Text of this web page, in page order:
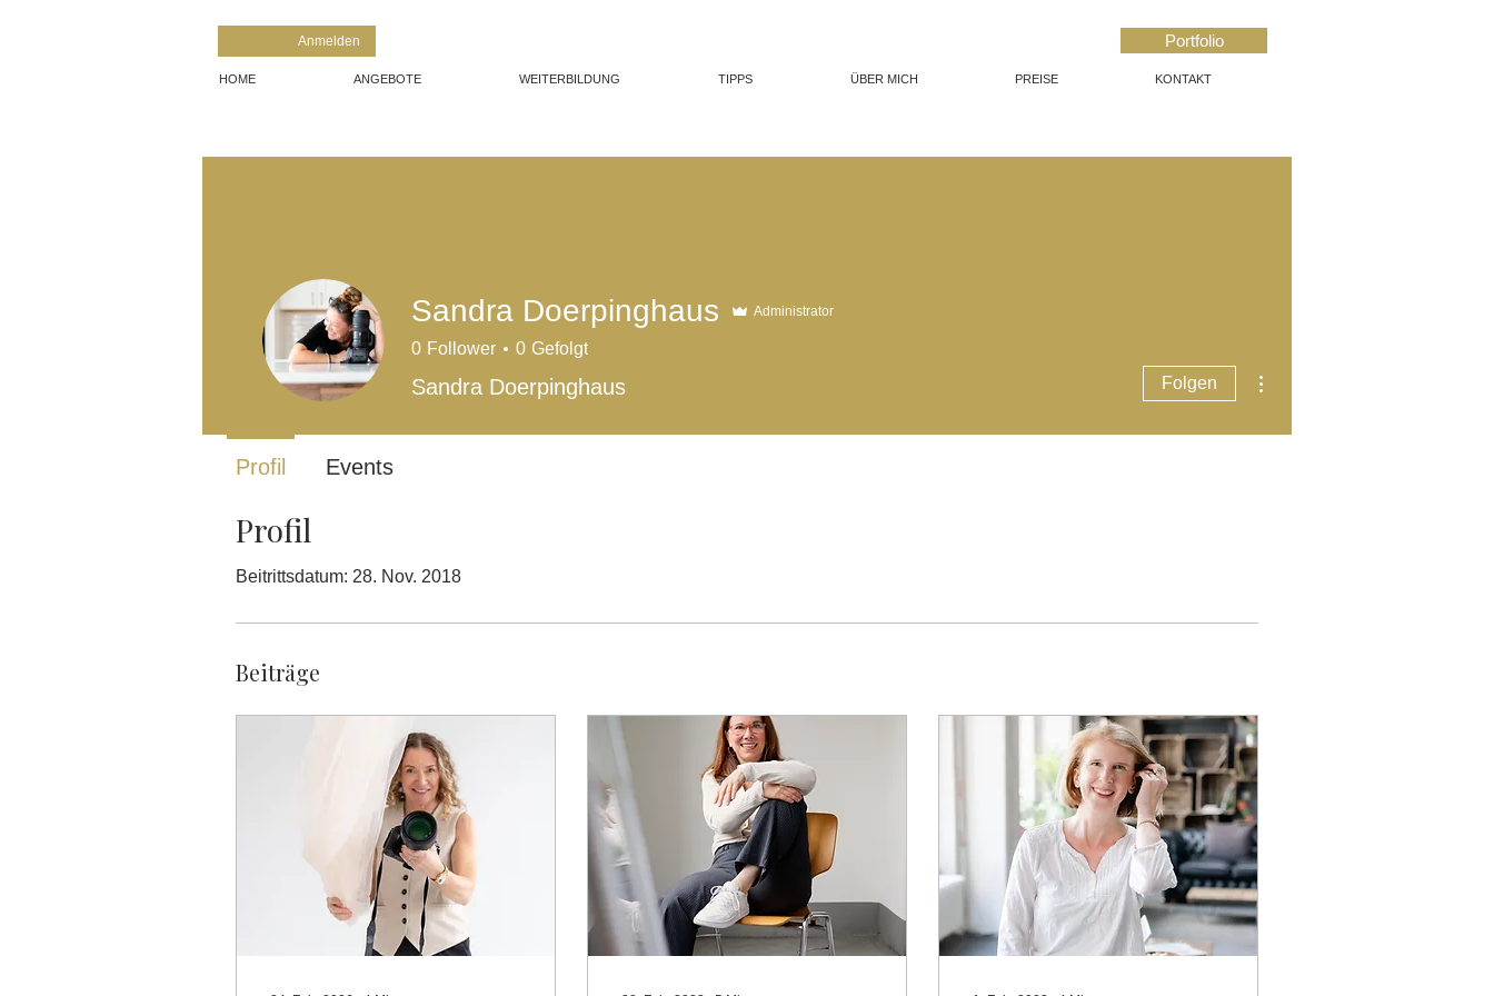
HOME ANGEBOTE WEITERBILDUNG TIPPS ÜBER MICH PREISE KONTAKT
Anmelden Portfolio
Profil
Beitrittsdatum: 28. Nov. 2018
Beiträge
Sandra Doerpinghaus Administrator
0 Follower 0 Gefolgt
Sandra Doerpinghaus Folgen
Profil Events